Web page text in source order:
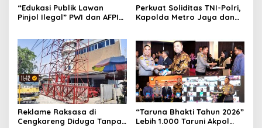
“Edukasi Publik Lawan
Pinjol Ilegal” PWI dan AFPI
Perkuat Soliditas TNI-Polri,
Kapolda Metro Jaya dan
Reklame Raksasa di
Cengkareng Diduga Tanpa
“Taruna Bhakti Tahun 2026”
Lebih 1.000 Taruni Akpol